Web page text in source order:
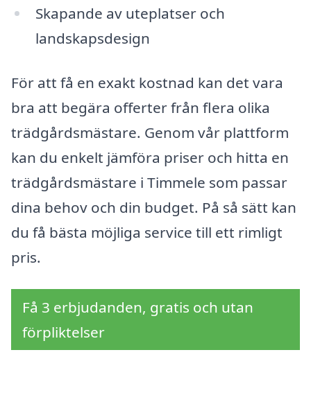
Skapande av uteplatser och
landskapsdesign
För att få en exakt kostnad kan det vara
bra att begära offerter från flera olika
trädgårdsmästare. Genom vår plattform
kan du enkelt jämföra priser och hitta en
trädgårdsmästare i Timmele som passar
dina behov och din budget. På så sätt kan
du få bästa möjliga service till ett rimligt
pris.
Få 3 erbjudanden, gratis och utan
förpliktelser